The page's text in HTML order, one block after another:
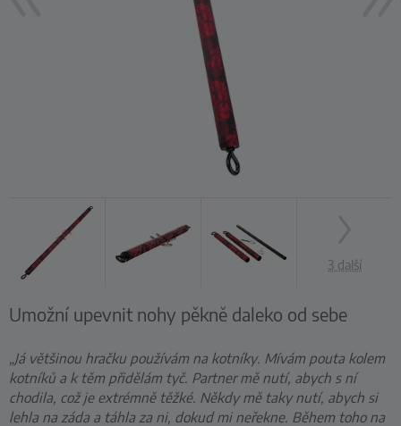
3 další
Umožní upevnit nohy pěkně daleko od sebe
„Já většinou hračku používám na kotníky. Mívám pouta kolem
kotníků a k těm přidělám tyč. Partner mě nutí, abych s ní
chodila, což je extrémně těžké. Někdy mě taky nutí, abych si
lehla na záda a táhla za ni, dokud mi neřekne. Během toho na